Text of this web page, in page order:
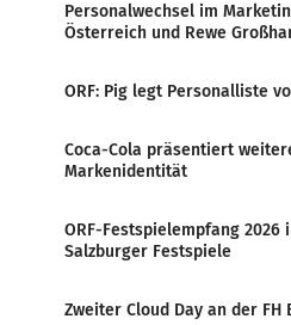
Personalwechsel im
Österreich und Rewe
ORF: Pig legt Personalliste
Coca-Cola präsentiert
Markenidentität
ORF-Festspielempfang 2026
Salzburger Festspiele
Zweiter Cloud Day an der FH